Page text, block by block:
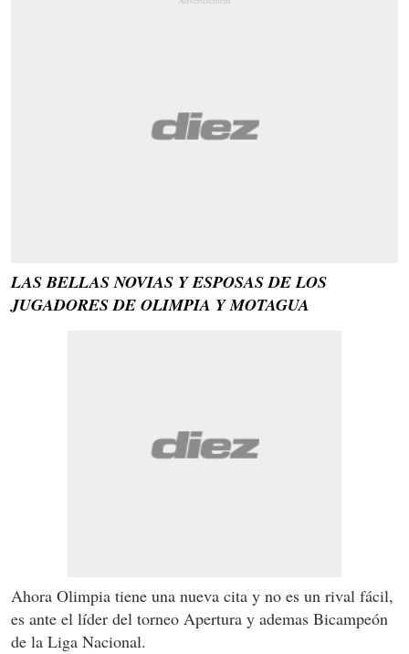
LAS BELLAS NOVIAS Y ESPOSAS DE LOS
JUGADORES DE OLIMPIA Y MOTAGUA
Ahora Olimpia tiene una nueva cita y no es un rival fácil,
es ante el líder del torneo Apertura y ademas Bicampeón
de la Liga Nacional.